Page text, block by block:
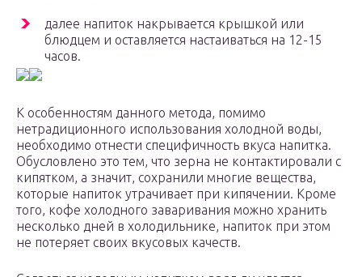
далее напиток накрывается крышкой или
блюдцем и оставляется настаиваться на 12-15
часов.
К особенностям данного метода, помимо
нетрадиционного использования холодной воды,
необходимо отнести специфичность вкуса напитка.
Обусловлено это тем, что зерна не контактировали с
кипятком, а значит, сохранили многие вещества,
которые напиток утрачивает при кипячении. Кроме
того, кофе холодного заваривания можно хранить
несколько дней в холодильнике, напиток при этом
не потеряет своих вкусовых качеств.